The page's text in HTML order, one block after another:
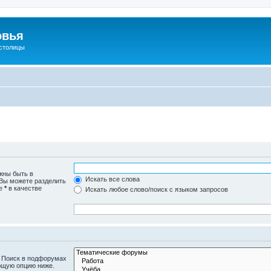
быть в
можете разделить
* в качестве
Искать все слова
Искать любое слово/поиск с языком запросов
в подфорумах
опцию ниже.